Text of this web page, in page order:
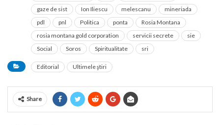
gaze de sist
Ion Iliescu melescanu
mineriada
pdl
pnl Politica ponta
Rosia Montana
rosia montana gold corporation
servicii secrete
sie
Social
Soros Spiritualitate sri
Editorial Ultimele ştiri
Share